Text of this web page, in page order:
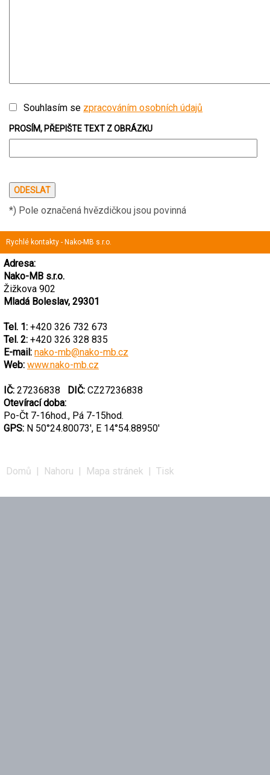
Souhlasím se zpracováním osobních údajů
PROSÍM, PŘEPIŠTE TEXT Z OBRÁZKU
*) Pole označená hvězdičkou jsou povinná
Rychlé kontakty - Nako-MB s.r.o.
Adresa:
Nako-MB s.r.o.
Žižkova 902
Mladá Boleslav, 29301
Tel. 1: +420 326 732 673
Tel. 2: +420 326 328 835
E-mail: nako-mb@nako-mb.cz
Web: www.nako-mb.cz
IČ: 27236838 DIČ: CZ27236838
Otevírací doba:
Po-Čt 7-16hod., Pá 7-15hod.
GPS: N 50°24.80073', E 14°54.88950'
Domů | Nahoru | Mapa stránek | Tisk